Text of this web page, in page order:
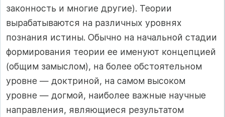
законность и многие другие). Теории
вырабатываются на различных уровнях
познания истины. Обычно на начальной стадии
формирования теории ее именуют концепцией
(общим замыслом), на более обстоятельном
уровне — доктриной, на самом высоком
уровне — догмой, наиболее важные научные
направления, являющиеся результатом